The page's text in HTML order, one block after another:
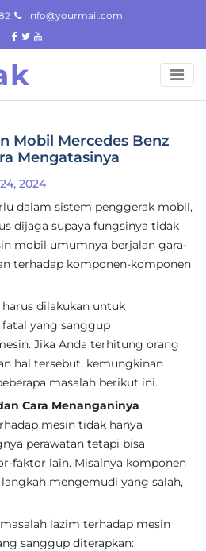
info@yourmail.com
Mobil Mercedes Benz
Mengatasinya
2024
dalam sistem penggerak mobil,
dijaga supaya fungsinya tidak
mobil umumnya berjalan gara-
terhadap komponen-komponen
dilakukan untuk
yang sanggup
Jika Anda terhitung orang
hal tersebut, kemungkinan
masalah berikut ini.
Cara Menanganinya
mesin tidak hanya
perawatan tetapi bisa
faktor lain. Misalnya komponen
mengemudi yang salah,
lazim terhadap mesin
sanggup diterapkan: